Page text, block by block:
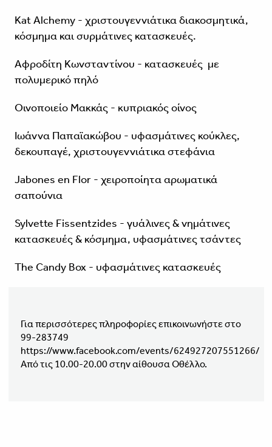
Kat Alchemy - χριστουγεννιάτικα διακοσμητικά,
κόσμημα και συρμάτινες κατασκευές.
Αφροδίτη Κωνσταντίνου - κατασκευές με
πολυμερικό πηλό
Οινοποιείο Μακκάς - κυπριακός οίνος
Ιωάννα Παπαϊακώβου - υφασμάτινες κούκλες,
δεκουπαγέ, χριστουγεννιάτικα στεφάνια
Jabones en Flor - χειροποίητα αρωματικά
σαπούνια
Sylvette Fissentzides - γυάλινες & νημάτινες
κατασκευές & κόσμημα, υφασμάτινες τσάντες
The Candy Box - υφασμάτινες κατασκευές
Για περισσότερες πληροφορίες επικοινωνήστε στο
99-283749
https://www.facebook.com/events/624927207551266/
Από τις 10.00-20.00 στην αίθουσα Οθέλλο.